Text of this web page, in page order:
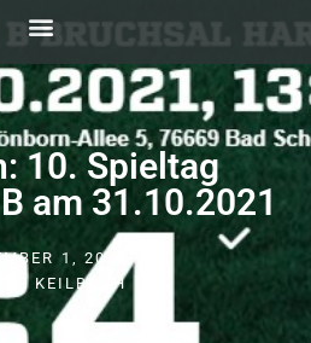
10. Spieltag
am 31.10.2021
1, 2021
KEILBACH